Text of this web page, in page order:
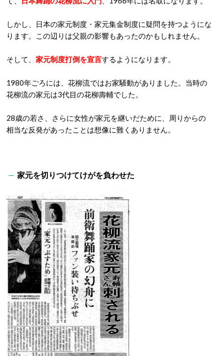
しかし、日本の家元制度・家元集金制度に疑問を持つようにな
ります。この辺りは父親の影響もあったのかもしれません。
そして、 家元制度打倒を宣言するようになります。
1980年ごろには、花柳流ではお家騒動がありました。当時の
花柳流の家元は3代目の花柳壽輔でした。
28歳の若さ、さらに女性が家元を継いだために、周りからの
相当な反発があったことは想像に難くありません。
家元を切りつけてけがを負わせた